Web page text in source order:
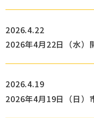
2026.4.22
2026年4月22日（水）
2026.4.19
2026年4月19日（日）